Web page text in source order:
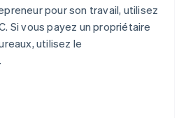
pour son travail, utilisez
Si vous payez un propriétaire
utilisez le